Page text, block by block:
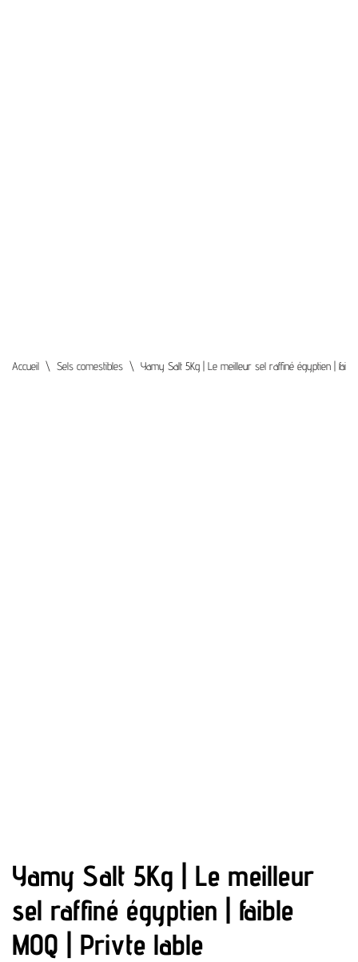
Accueil \ Sels comestibles \ Yamy Salt 5Kg | Le meilleur sel raffiné égyptien |
Yamy Salt 5Kg | Le meilleur
sel raffiné égyptien | faible
MOQ | Privte lable